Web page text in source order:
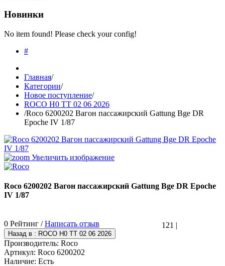
Новинки
No item found! Please check your config!
#
Главная/
Категории/
Новое поступление/
ROCO H0 TT 02 06 2026
/Roco 6200202 Вагон пассажирский Gattung Bge DR
Epoche IV 1/87
Увеличить изображение
Roco 6200202 Вагон пассажирский Gattung Bge DR Epoche
IV 1/87
121 |
0 Рейтинг /Написать отзыв
Производитель: Roco
Артикул: Roco 6200202
Наличие: Есть